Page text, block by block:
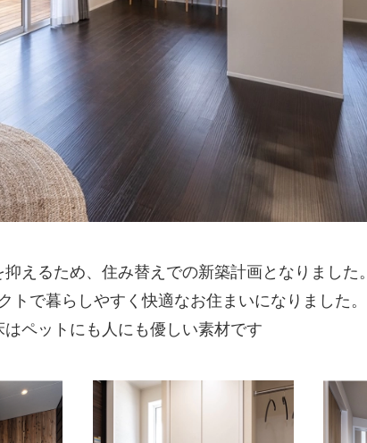
えるため、住み替えでの新築計画となりました。
トで暮らしやすく快適なお住まいになりました。
ペットにも人にも優しい素材です